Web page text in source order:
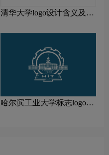
清华大学logo设计含义及设
哈尔滨工业大学标志logo图